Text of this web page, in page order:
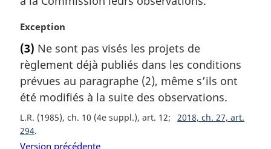
l
:
N
t
e
m
a
g
i
n
Exception
(3) Ne sont pas visés les projets de
règlement déjà publiés dans les conditions
prévues au paragraphe (2), même s’ils ont
été modifiés à la suite des observations.
L.R. (1985), ch. 10 (4e suppl.), art. 12
2018, ch. 27, art.
294
Version précédente